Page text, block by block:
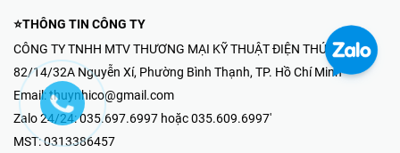
⭐THÔNG TIN CÔNG TY
CÔNG TY TNHH MTV THƯƠNG MẠI KỸ THUẬT ĐIỆN THÚY NHI
82/14/32A Nguyễn Xí, Phường Bình Thạnh, TP. Hồ Chí Minh
Email: thuynhico@gmail.com
Zalo 24/24:035.697.6997 hoặc 035.609.6997'
MST:0313386457